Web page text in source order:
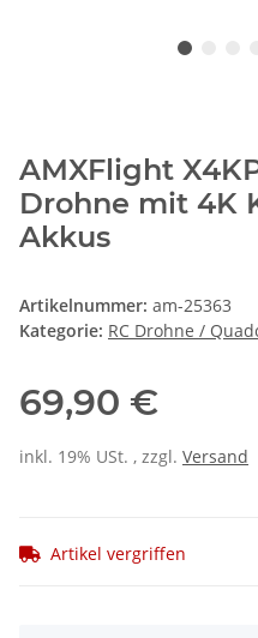
AMXFlight
Drohne mit 4K
Akkus
Artikelnummer: am-25363
Kategorie: RC Drohne /
69,90 €
inkl. 19% USt. , zzgl. Versand
Artikel vergriffen